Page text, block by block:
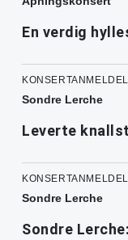
En verdig
Sondre Lerche
Leverte
Sondre Lerche
Sondre